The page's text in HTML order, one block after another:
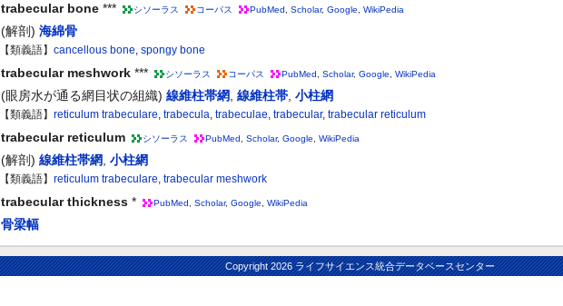
trabecular bone *** シソーラス コーパス PubMed Scholar, Google WikiPedia
(解剖) 海綿骨
【類義語】 cancellous bone, spongy bone
trabecular meshwork *** シソーラス コーパス PubMed Scholar, Google WikiPedia
(眼房水が通る網目状の組織) 線維柱帯網 線維柱帯 小柱網
【類義語】 reticulum trabeculare, trabecula, trabeculae, trabecular, trabecular reticulum
trabecular reticulum シソーラス PubMed Scholar, Google WikiPedia
(解剖) 線維柱帯網 小柱網
【類義語】 reticulum trabeculare, trabecular meshwork
trabecular thickness * PubMed Scholar, Google WikiPedia
骨梁幅
Copyright2026 ライフサイエンス統合データベースセンター